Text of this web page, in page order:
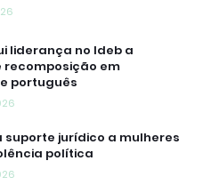
liderança no Ideb a
em
português
suporte jurídico a mulheres
política